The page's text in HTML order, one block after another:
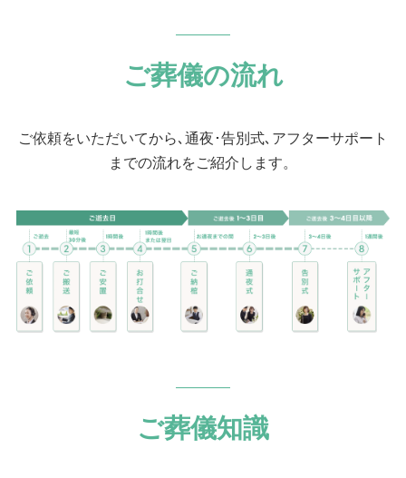
ご葬儀の流れ
ご依頼をいただいてから､通夜･告別式､アフターサポート
までの流れをご紹介します。
ご葬儀知識